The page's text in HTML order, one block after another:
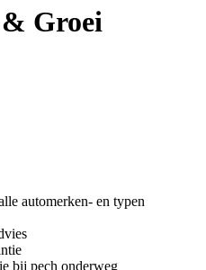
Groei
automerken- en typen
bij pech onderweg